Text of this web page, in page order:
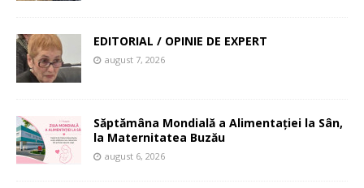
EDITORIAL / OPINIE DE EXPERT
august 7, 2026
Săptămâna Mondială a Alimentației la Sân,
la Maternitatea Buzău
august 6, 2026